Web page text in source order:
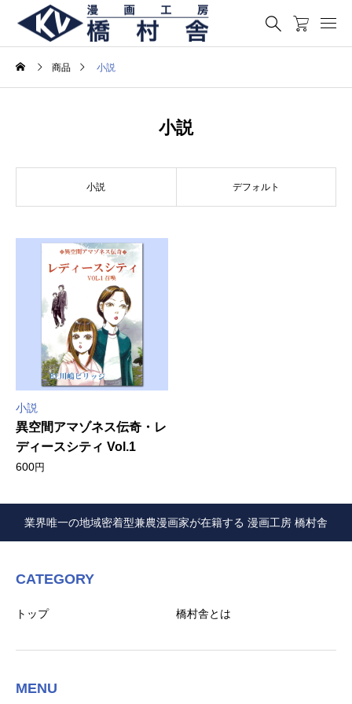
商品 小説
小説
小説 デフォルト
小説
異空間アマゾネス伝奇・レ
ディースシティ Vol.1
600円
業界唯一の地域密着型兼農漫画家が在籍する 漫画工房 橋村舎
CATEGORY
トップ 橋村舎とは
MENU